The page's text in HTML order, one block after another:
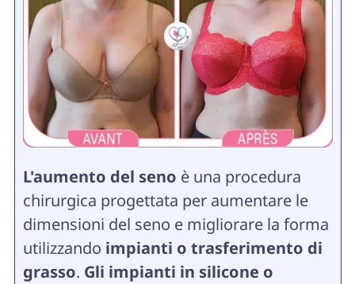
L'aumento del seno è una procedura
chirurgica progettata per aumentare le
dimensioni del seno e migliorare la forma
utilizzando impianti o trasferimento di
grasso. Gli impianti in silicone o